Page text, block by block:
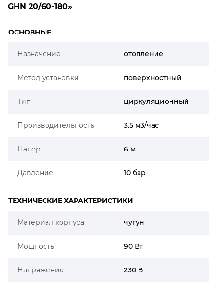
GHN 20/60-180»
ОСНОВНЫЕ
Назначение отопление
Метод установки поверхностный
Тип циркуляционный
Производительность 3.5 м3/час
Напор 6 м
Давление 10 бар
ТЕХНИЧЕСКИЕ ХАРАКТЕРИСТИКИ
Материал корпуса чугун
Мощность 90 Вт
Напряжение 230 В